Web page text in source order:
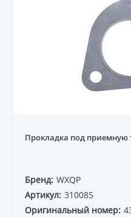
Прокладка под приемную
Бренд: WXQP
Артикул: 310085
Оригинальный номер: